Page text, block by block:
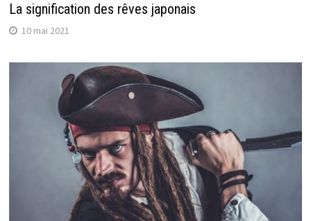
La signification des rêves japonais
10 mai 2021